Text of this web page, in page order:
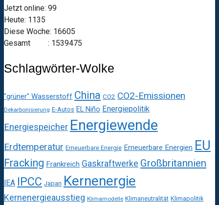
Jetzt online: 99
Heute: 1135
Diese Woche: 16605
Gesamt : 1539475
Schlagwörter-Wolke
"grüner" Wasserstoff China CO2 CO2-Emissionen
Dekarbonisierung E-Autos EL Niño Energiepolitik
Energiespeicher Energiewende
Erdtemperatur Erneuerbare Energie Erneuerbare Energien EU
Fracking Frankreich Gaskraftwerke Großbritannien
IEA IPCC Japan Kernenergie
Kernenergieausstieg Klimamodelle Klimaneutralität Klimapolitik